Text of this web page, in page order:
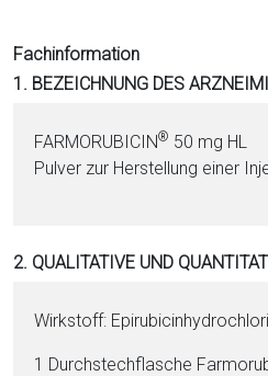
Fachinformation
1. BEZEICHNUNG DES
FARMORUBICIN® 50 mg HL
Pul­ver zur Herstellung ei­ner
2. QUALITATIVE UND
Wirkstoff:
1 Durchstechflasche